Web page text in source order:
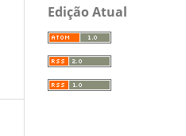
Edição Atual